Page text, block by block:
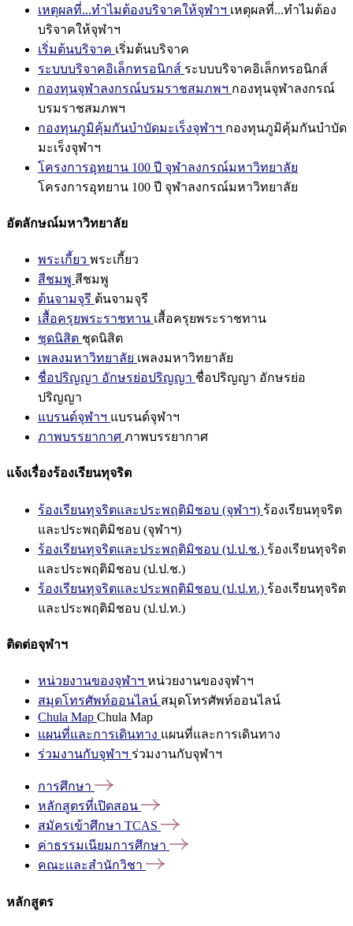
เหตุผลที่...ทำไมต้องบริจาคให้จุฬาฯ เหตุผลที่...ทำไมต้อง
บริจาคให้จุฬาฯ
เริ่มต้นบริจาค เริ่มต้นบริจาค
ระบบบริจาคอิเล็กทรอนิกส์ ระบบบริจาคอิเล็กทรอนิกส์
กองทุนจุฬาลงกรณ์บรมราชสมภพฯ กองทุนจุฬาลงกรณ์
บรมราชสมภพฯ
กองทุนภูมิคุ้มกันบำบัดมะเร็งจุฬาฯ กองทุนภูมิคุ้มกันบำบัด
มะเร็งจุฬาฯ
โครงการอุทยาน 100 ปี จุฬาลงกรณ์มหาวิทยาลัย
โครงการอุทยาน 100 ปี จุฬาลงกรณ์มหาวิทยาลัย
อัตลักษณ์มหาวิทยาลัย
พระเกี้ยว พระเกี้ยว
สีชมพู สีชมพู
ต้นจามจุรี ต้นจามจุรี
เสื้อครุยพระราชทาน เสื้อครุยพระราชทาน
ชุดนิสิต ชุดนิสิต
เพลงมหาวิทยาลัย เพลงมหาวิทยาลัย
ชื่อปริญญา อักษรย่อปริญญา ชื่อปริญญา อักษรย่อ
ปริญญา
แบรนด์จุฬาฯ แบรนด์จุฬาฯ
ภาพบรรยากาศ ภาพบรรยากาศ
แจ้งเรื่องร้องเรียนทุจริต
ร้องเรียนทุจริตและประพฤติมิชอบ (จุฬาฯ) ร้องเรียนทุจริต
และประพฤติมิชอบ (จุฬาฯ)
ร้องเรียนทุจริตและประพฤติมิชอบ (ป.ป.ช.) ร้องเรียนทุจริต
และประพฤติมิชอบ (ป.ป.ช.)
ร้องเรียนทุจริตและประพฤติมิชอบ (ป.ป.ท.) ร้องเรียนทุจริต
และประพฤติมิชอบ (ป.ป.ท.)
ติดต่อจุฬาฯ
หน่วยงานของจุฬาฯ หน่วยงานของจุฬาฯ
สมุดโทรศัพท์ออนไลน์ สมุดโทรศัพท์ออนไลน์
Chula Map Chula Map
แผนที่และการเดินทาง แผนที่และการเดินทาง
ร่วมงานกับจุฬาฯ ร่วมงานกับจุฬาฯ
การศึกษา
หลักสูตรที่เปิดสอน
สมัครเข้าศึกษา TCAS
ค่าธรรมเนียมการศึกษา
คณะและสำนักวิชา
หลักสูตร